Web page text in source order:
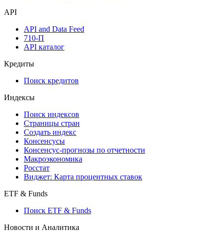
API
API and Data Feed
710-П
API каталог
Кредиты
Поиск кредитов
Индексы
Поиск индексов
Страницы стран
Создать индекс
Консенсусы
Консенсус-прогнозы по отчетности
Макроэкономика
Росстат
Виджет: Карта процентных ставок
ETF & Funds
Поиск ETF & Funds
Новости и Аналитика